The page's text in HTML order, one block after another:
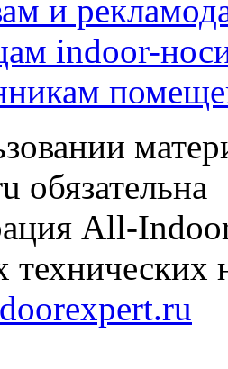
и
indoor-
обязательна
All-
технических